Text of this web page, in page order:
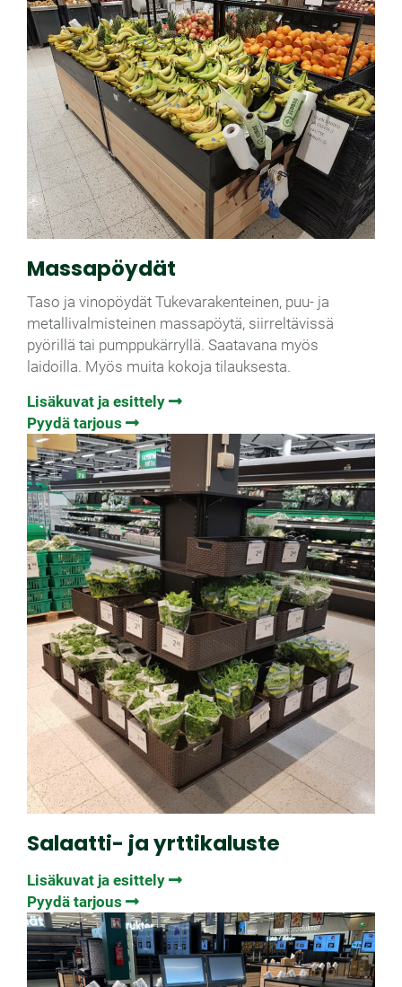
Massapöydät
Taso ja vinopöydät Tukevarakenteinen, puu- ja
metallivalmisteinen massapöytä, siirreltävissä
pyörillä tai pumppukärryllä. Saatavana myös
laidoilla. Myös muita kokoja tilauksesta.
Lisäkuvat ja esittely
Pyydä tarjous
Salaatti- ja yrttikaluste
Lisäkuvat ja esittely
Pyydä tarjous